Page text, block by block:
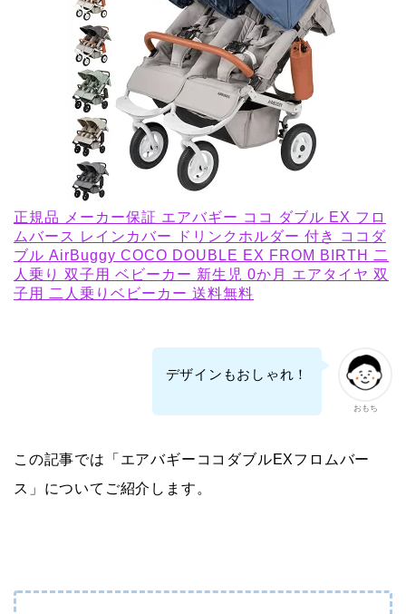
正規品 メーカー保証 エアバギー ココ ダブル EX フロ
ムバース レインカバー ドリンクホルダー 付き ココダ
ブル AirBuggy COCO DOUBLE EX FROM BIRTH 二
人乗り 双子用 ベビーカー 新生児 0か月 エアタイヤ 双
子用 二人乗りベビーカー 送料無料
おもち
デザインもおしゃれ！
この記事では「エアバギーココダブルEXフロムバー
ス」についてご紹介します。